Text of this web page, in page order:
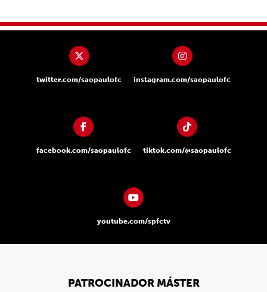
twitter.com/saopaulofc instagram.com/saopaulofc
facebook.com/saopaulofc tiktok.com/@saopaulofc
youtube.com/spfctv
PATROCINADOR MÁSTER